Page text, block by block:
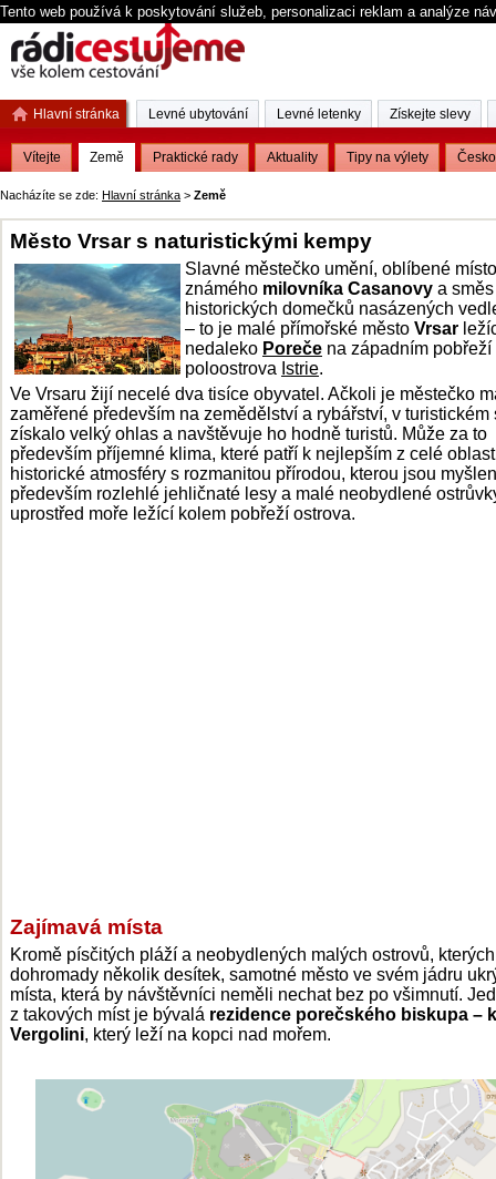
Tento web používá k poskytování služeb, personalizaci reklam a analýze
Nacházíte se zde: Hlavní stránka > Země
Město Vrsar s naturistickými kempy
Slavné městečko umění, oblíbené místo
známého milovníka Casanovy a směs
historických domečků nasázených
– to je malé přímořské město Vrsar
nedaleko Poreče na západním pobřeží
poloostrova Istrie.
Ve Vrsaru žijí necelé dva tisíce obyvatel. Ačkoli je městečko
zaměřené především na zemědělství a rybářství, v turistickém
získalo velký ohlas a navštěvuje ho hodně turistů. Může za to
především příjemné klima, které patří k nejlepším z celé
historické atmosféry s rozmanitou přírodou, kterou jsou
především rozlehlé jehličnaté lesy a malé neobydlené
uprostřed moře ležící kolem pobřeží ostrova.
Zajímavá místa
Kromě písčitých pláží a neobydlených malých ostrovů,
dohromady několik desítek, samotné město ve svém jádru
místa, která by návštěvníci neměli nechat bez po všimnutí.
z takových míst je bývalá rezidence porečského biskupa –
Vergolini, který leží na kopci nad mořem.
Hlavní stránka
Vítejte Země Praktické rady Aktuality Tipy na výlety Česko
Levné ubytování Levné letenky Získejte slevy